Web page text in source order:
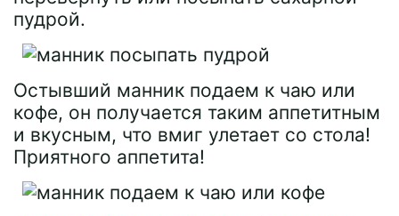
пудрой.
Остывший манник подаем к чаю или
кофе, он получается таким аппетитным
и вкусным, что вмиг улетает со стола!
Приятного аппетита!